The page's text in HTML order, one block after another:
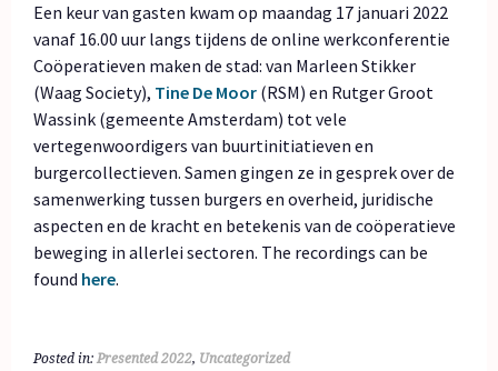
Een keur van gasten kwam op maandag 17 januari 2022
vanaf 16.00 uur langs tijdens de online werkconferentie
Coöperatieven maken de stad: van Marleen Stikker
(Waag Society), Tine De Moor (RSM) en Rutger Groot
Wassink (gemeente Amsterdam) tot vele
vertegenwoordigers van buurtinitiatieven en
burgercollectieven. Samen gingen ze in gesprek over de
samenwerking tussen burgers en overheid, juridische
aspecten en de kracht en betekenis van de coöperatieve
beweging in allerlei sectoren. The recordings can be
found here.
Posted in:Presented 2022, Uncategorized